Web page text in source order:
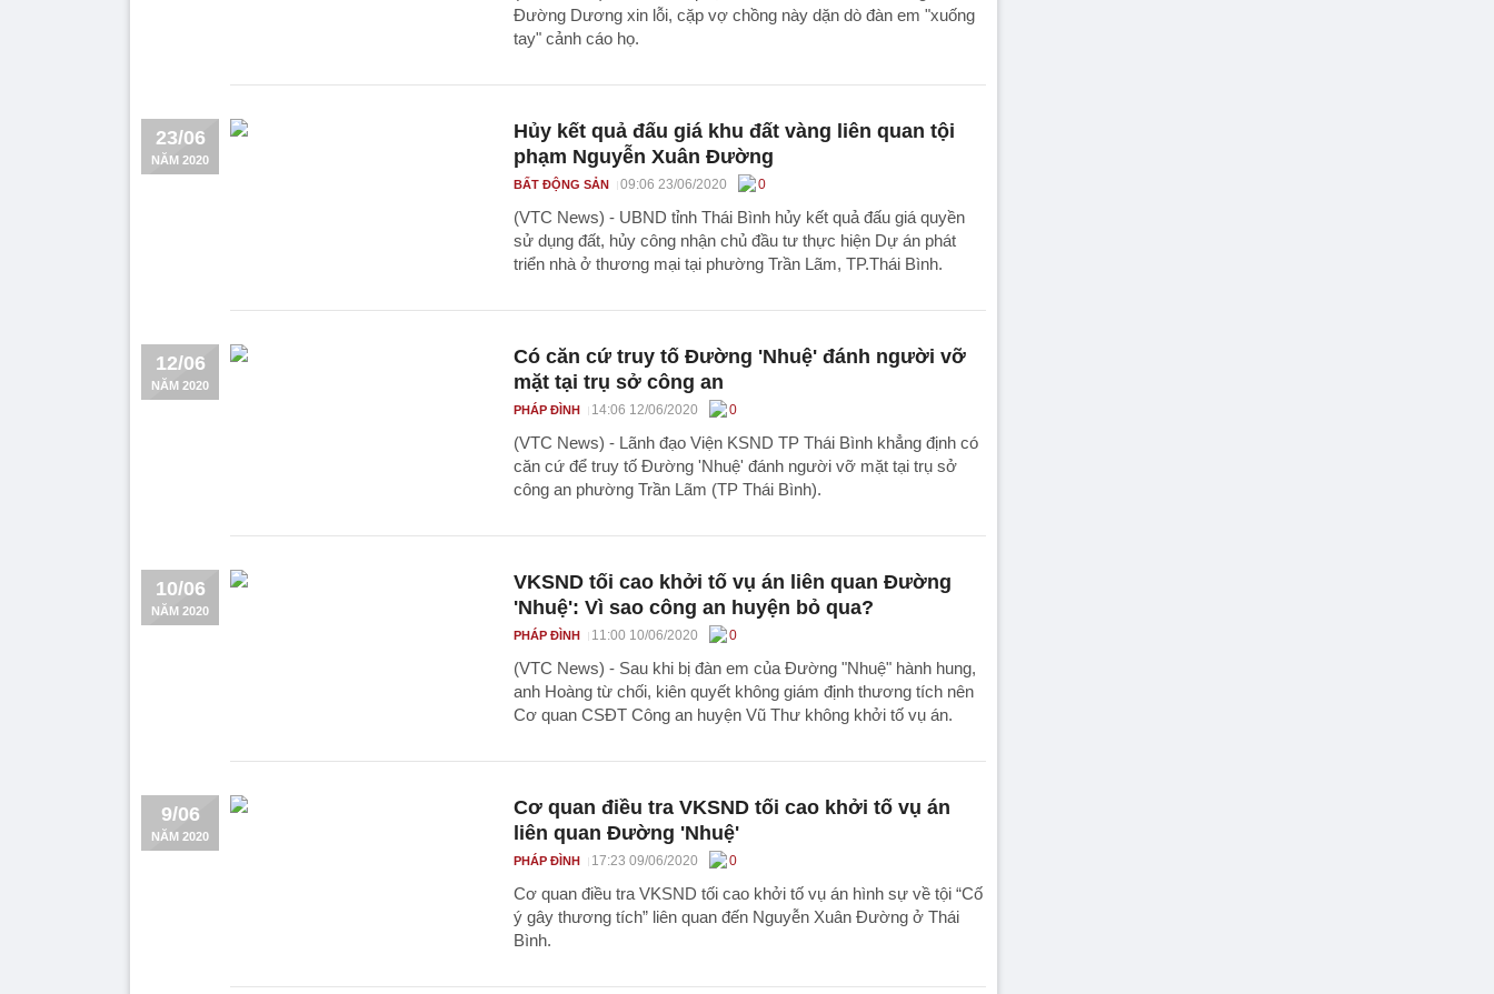
Đường Dương xin lỗi, cặp vợ chồng này dặn dò đàn em "xuống
tay" cảnh cáo họ.
23/06
NĂM 2020
Hủy kết quả đấu giá khu đất vàng liên quan tội
phạm Nguyễn Xuân Đường
BẤT ĐỘNG SẢN 09:06 23/06/2020 0
(VTC News) - UBND tỉnh Thái Bình hủy kết quả đấu giá quyền
sử dụng đất, hủy công nhận chủ đầu tư thực hiện Dự án phát
triển nhà ở thương mại tại phường Trần Lãm, TP.Thái Bình.
12/06
NĂM 2020
Có căn cứ truy tố Đường 'Nhuệ' đánh người vỡ
mặt tại trụ sở công an
PHÁP ĐÌNH 14:06 12/06/2020 0
(VTC News) - Lãnh đạo Viện KSND TP Thái Bình khẳng định có
căn cứ để truy tố Đường 'Nhuệ' đánh người vỡ mặt tại trụ sở
công an phường Trần Lãm (TP Thái Bình).
10/06
NĂM 2020
VKSND tối cao khởi tố vụ án liên quan Đường
'Nhuệ': Vì sao công an huyện bỏ qua?
PHÁP ĐÌNH 11:00 10/06/2020 0
(VTC News) - Sau khi bị đàn em của Đường "Nhuệ" hành hung,
anh Hoàng từ chối, kiên quyết không giám định thương tích nên
Cơ quan CSĐT Công an huyện Vũ Thư không khởi tố vụ án.
9/06
NĂM 2020
Cơ quan điều tra VKSND tối cao khởi tố vụ án
liên quan Đường 'Nhuệ'
PHÁP ĐÌNH 17:23 09/06/2020 0
Cơ quan điều tra VKSND tối cao khởi tố vụ án hình sự về tội “Cố
ý gây thương tích” liên quan đến Nguyễn Xuân Đường ở Thái
Bình.